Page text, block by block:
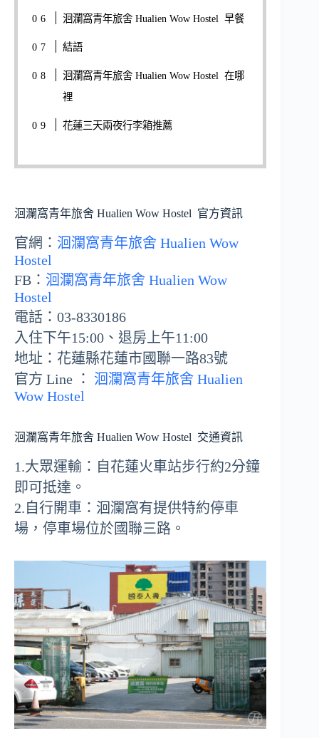
洄瀾窩青年旅舍 Hualien Wow Hostel 早餐
結語
洄瀾窩青年旅舍 Hualien Wow Hostel 在哪
裡
花蓮三天兩夜行李箱推薦
洄瀾窩青年旅舍 Hualien Wow Hostel 官方資訊
官網： 洄瀾窩青年旅舍 Hualien Wow
Hostel
FB： 洄瀾窩青年旅舍 Hualien Wow
Hostel
電話：03-8330186
入住下午15:00、退房上午11:00
地址：花蓮縣花蓮市國聯一路83號
官方 Line ：
洄瀾窩青年旅舍 Hualien
Wow Hostel
洄瀾窩青年旅舍 Hualien Wow Hostel 交通資訊
1.大眾運輸：自花蓮火車站步行約2分鐘
即可抵達。
2.自行開車：洄瀾窩有提供特約停車
場，停車場位於國聯三路。